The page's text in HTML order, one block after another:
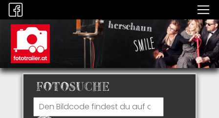
FOTOSUCHE